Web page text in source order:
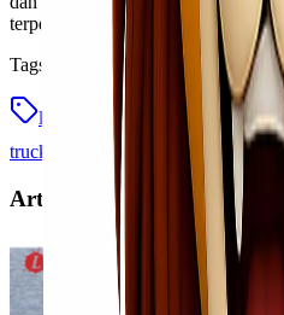
terpercaya.
Tags
lionel express trucking barang
trucking barang surabaya semarang
Artikel Terkait